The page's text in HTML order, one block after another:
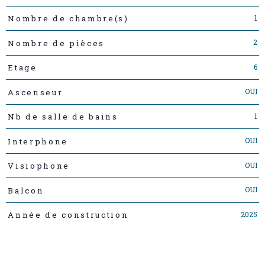
Nombre de chambre(s) 1
Nombre de pièces 2
Etage 6
Ascenseur OUI
Nb de salle de bains 1
Interphone OUI
Visiophone OUI
Balcon OUI
Année de construction 2025